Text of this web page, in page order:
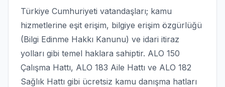
Türkiye Cumhuriyeti vatandaşları; kamu
hizmetlerine eşit erişim, bilgiye erişim özgürlüğü
(Bilgi Edinme Hakkı Kanunu) ve idari itiraz
yolları gibi temel haklara sahiptir. ALO 150
Çalışma Hattı, ALO 183 Aile Hattı ve ALO 182
Sağlık Hattı gibi ücretsiz kamu danışma hatları